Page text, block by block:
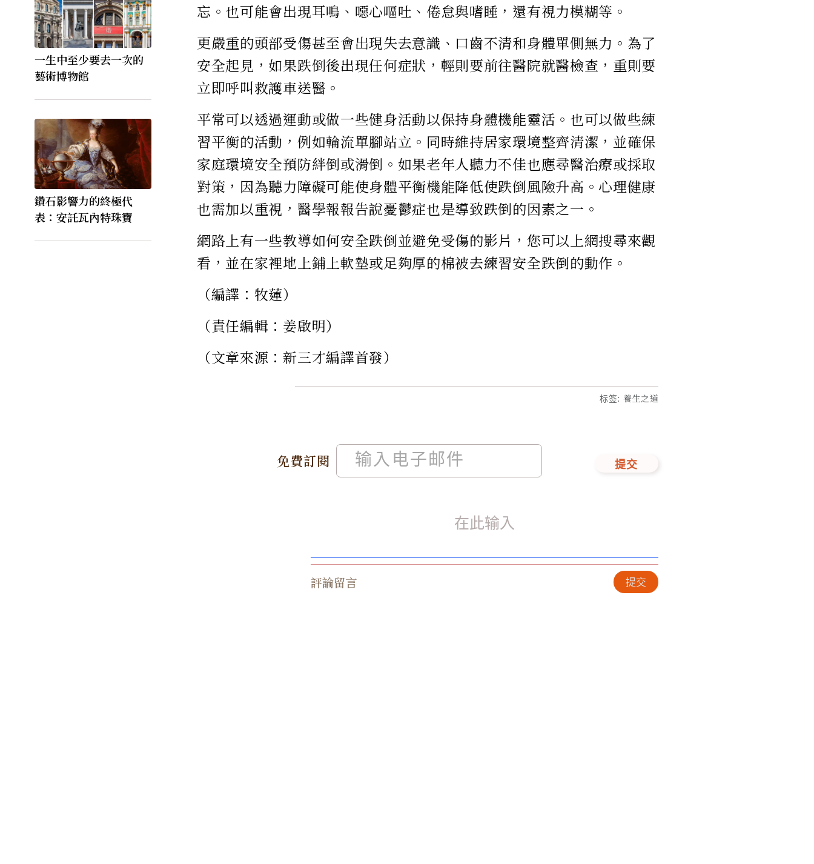
一生中至少要去一次的
藝術博物館
鑽石影響力的終極代
表：安託瓦內特珠寶
忘。也可能會出現耳鳴、噁心嘔吐、倦怠與嗜睡，還有視力模糊等。
更嚴重的頭部受傷甚至會出現失去意識、口齒不清和身體單側無力。為了
安全起見，如果跌倒後出現任何症狀，輕則要前往醫院就醫檢查，重則要
立即呼叫救護車送醫。
平常可以透過運動或做一些健身活動以保持身體機能靈活。也可以做些練
習平衡的活動，例如輪流單腳站立。同時維持居家環境整齊清潔，並確保
家庭環境安全預防絆倒或滑倒。如果老年人聽力不佳也應尋醫治療或採取
對策，因為聽力障礙可能使身體平衡機能降低使跌倒風險升高。心理健康
也需加以重視，醫學報報告說憂鬱症也是導致跌倒的因素之一。
網路上有一些教導如何安全跌倒並避免受傷的影片，您可以上網搜尋來觀
看，並在家裡地上鋪上軟墊或足夠厚的棉被去練習安全跌倒的動作。
（編譯：牧蓮）
（責任編輯：姜啟明）
（文章來源：新三才編譯首發）
免費訂閱 提交
标签: 養生之道
評論留言 提交